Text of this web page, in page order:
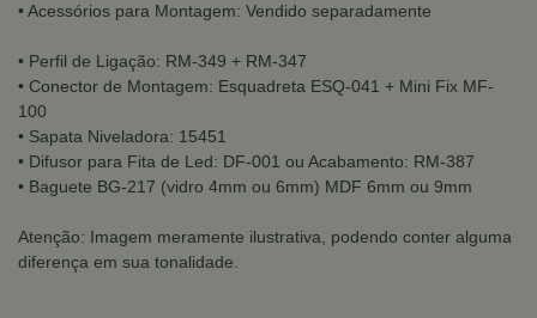
• Acessórios para Montagem: Vendido separadamente
• Perfil de Ligação: RM-349 + RM-347
• Conector de Montagem: Esquadreta ESQ-041 + Mini Fix MF-
100
• Sapata Niveladora: 15451
• Difusor para Fita de Led: DF-001 ou Acabamento: RM-387
• Baguete BG-217 (vidro 4mm ou 6mm) MDF 6mm ou 9mm
Atenção: Imagem meramente ilustrativa, podendo conter alguma
diferença em sua tonalidade.